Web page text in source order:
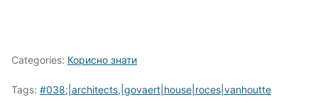
Categories: Корисно знати
Tags: #038;|architects,|govaert|house|roces|vanhoutte